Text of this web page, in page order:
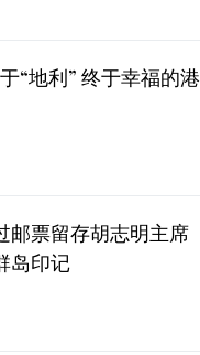
“地利” 终于幸福的港
邮票留存胡志明主席
岛印记